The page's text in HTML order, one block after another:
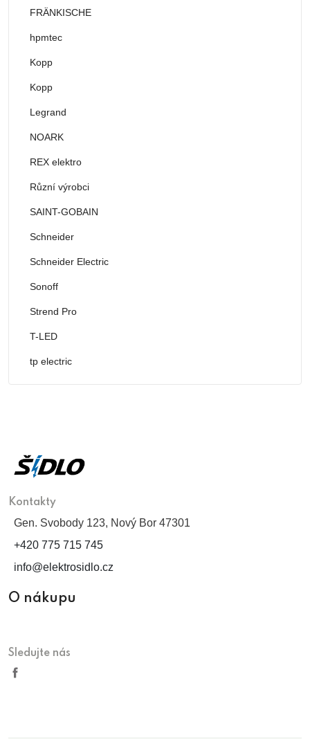
FRÄNKISCHE
hpmtec
Kopp
Kopp
Legrand
NOARK
REX elektro
Různí výrobci
SAINT-GOBAIN
Schneider
Schneider Electric
Sonoff
Strend Pro
T-LED
tp electric
Kontakty
Gen. Svobody 123, Nový Bor 47301
+420 775 715 745
info@elektrosidlo.cz
O nákupu
Sledujte nás